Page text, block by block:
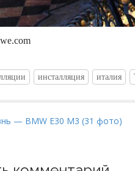
инсталляция италия
— BMW E30 M3 (31 фото)